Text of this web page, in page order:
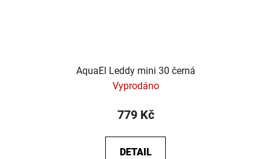
AquaEl Leddy mini 30 černá
Vyprodáno
779 Kč
DETAIL